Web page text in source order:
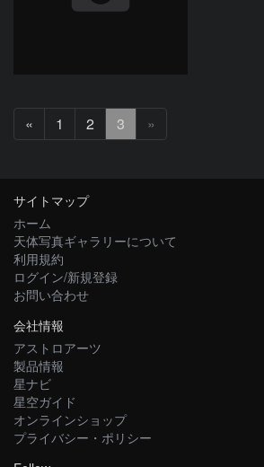
«
へ
1 2 3 »
サイトマップ
ホーム
天体写真ギャラリーについて
利用規約
ログイン/新規登録
お問い合わせ
会社情報
アストロアーツ
製品情報
星ナビ
星空ガイド
オンラインショップ
プライバシー・ポリシー